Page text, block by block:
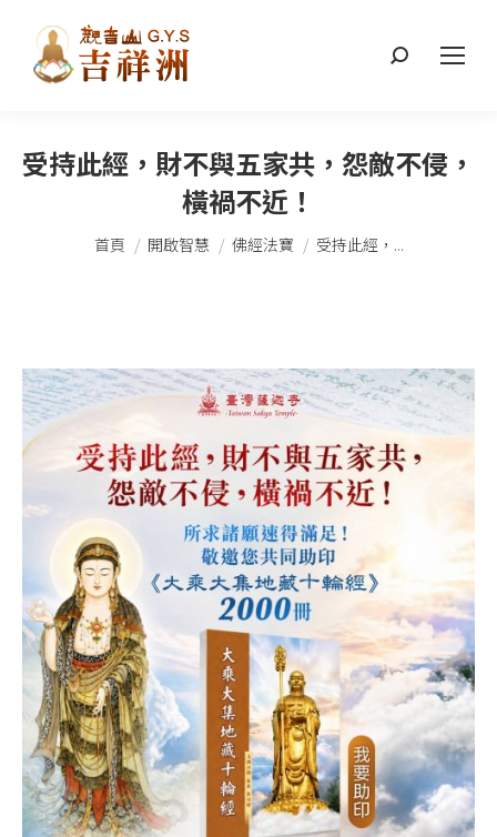
搜
受持此經，財不與五家共，怨敵不侵，
橫禍不近！
您在這裡：
首頁 開啟智慧 佛經法寶 受持此經，...